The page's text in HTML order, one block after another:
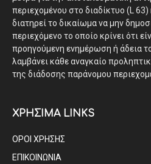
περιεχομένου στο διαδίκτυο (L 63)
διατηρεί το δικαίωμα να μην
περιεχόμενο το οποίο κρίνει ότι
προηγούμενη ενημέρωση ή άδεια
λαμβάνει κάθε αναγκαίο
της διάδοσης παράνομου
ΧΡΗΣΙΜΑ LINKS
ΟΡΟΙ ΧΡΗΣΗΣ
ΕΠΙΚΟΙΝΩΝΙΑ